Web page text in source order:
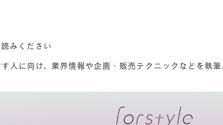
みください
人に向け、業界情報や企画・販売テクニックなどを執